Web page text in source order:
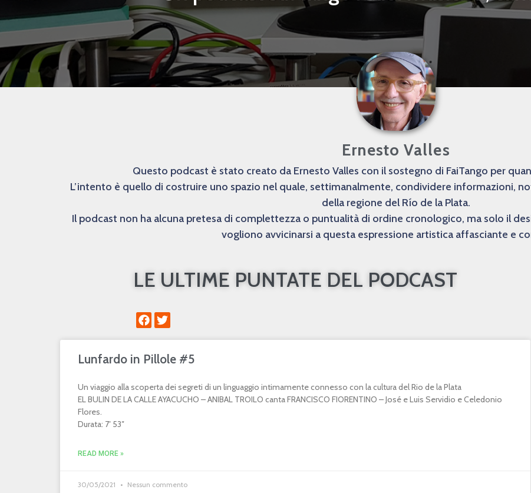
Ernesto Valles
Questo podcast è stato creato da Ernesto Valles con il sostegno di FaiTango per
L’intento è quello di costruire uno spazio nel quale, settimanalmente, condividere informazioni,
della regione del Río de la Plata.
Il podcast non ha alcuna pretesa di complettezza o puntualità di ordine cronologico, ma solo il
vogliono avvicinarsi a questa espressione artistica affasciante e
LE ULTIME PUNTATE DEL PODCAST
Lunfardo in Pillole #5
Un viaggio alla scoperta dei segreti di un linguaggio intimamente connesso con la cultura del Rio de la Plata
EL BULIN DE LA CALLE AYACUCHO – ANIBAL TROILO canta FRANCISCO FIORENTINO – José e Luis Servidio e Celedonio
Flores.
Durata: 7′ 53″
READ MORE »
30/05/2021 Nessun commento